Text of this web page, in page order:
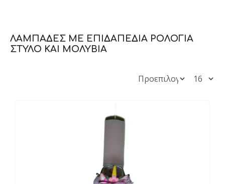
ΛΑΜΠΆΔΕΣ ΜΕ ΕΠΙΔΑΠΈΔΙΑ ΡΟΛΌΓΙΑ
ΣΤΥΛΌ ΚΑΙ ΜΟΛΎΒΙΑ